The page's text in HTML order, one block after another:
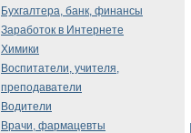
Бухгалтера, банк, финансы
Заработок в Интернете
Химики
Воспитатели, учителя,
преподаватели
Водители
Врачи, фармацевты